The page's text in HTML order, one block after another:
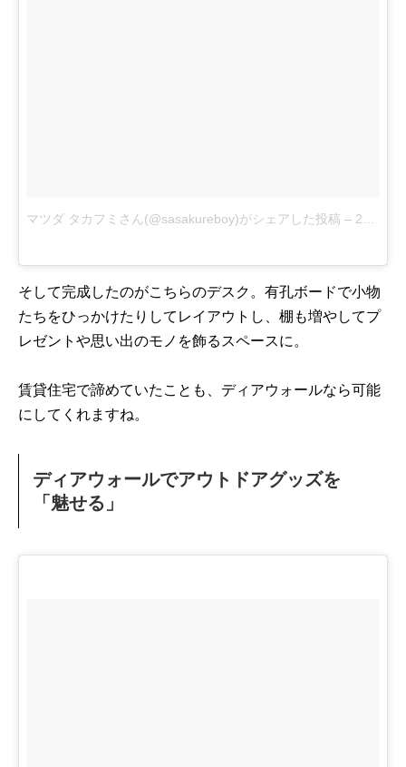
マツダ タカフミさん(@sasakureboy)がシェアした投稿 – 2015 9月 2 7:28午後 PDT
そして完成したのがこちらのデスク。有孔ボードで小物
たちをひっかけたりしてレイアウトし、棚も増やしてプ
レゼントや思い出のモノを飾るスペースに。
賃貸住宅で諦めていたことも、ディアウォールなら可能
にしてくれますね。
ディアウォールでアウトドアグッズを
「魅せる」